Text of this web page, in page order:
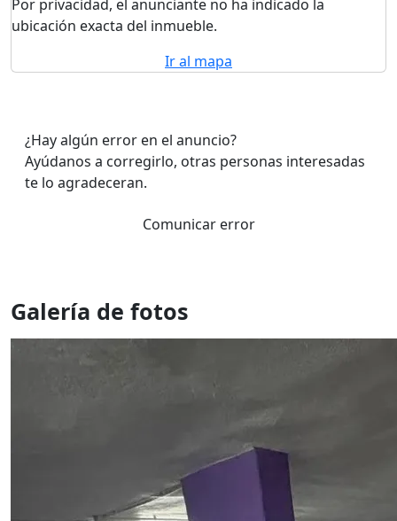
Por privacidad, el anunciante no ha indicado la
ubicación exacta del inmueble.
Ir al mapa
¿Hay algún error en el anuncio?
Ayúdanos a corregirlo, otras personas interesadas
te lo agradeceran.
Comunicar error
Galería de fotos